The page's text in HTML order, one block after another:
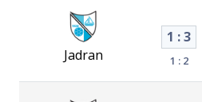
Jadran
1 : 3
1 : 2